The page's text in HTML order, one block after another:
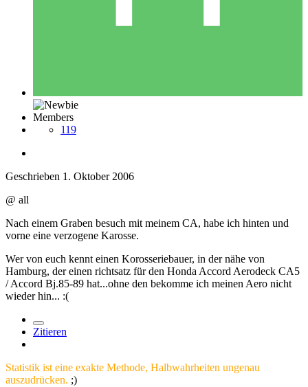
Members
119
Geschrieben 1. Oktober 2006
@ all
Nach einem Graben besuch mit meinem CA, habe ich hinten und
vorne eine verzogene Karosse.
Wer von euch kennt einen Korosseriebauer, in der nähe von
Hamburg, der einen richtsatz für den Honda Accord Aerodeck CA5
/ Accord Bj.85-89 hat...ohne den bekomme ich meinen Aero nicht
wieder hin... :(
Zitieren
Statistik ist eine exakte Methode, Halbwahrheiten ungenau
auszudrücken. ;)